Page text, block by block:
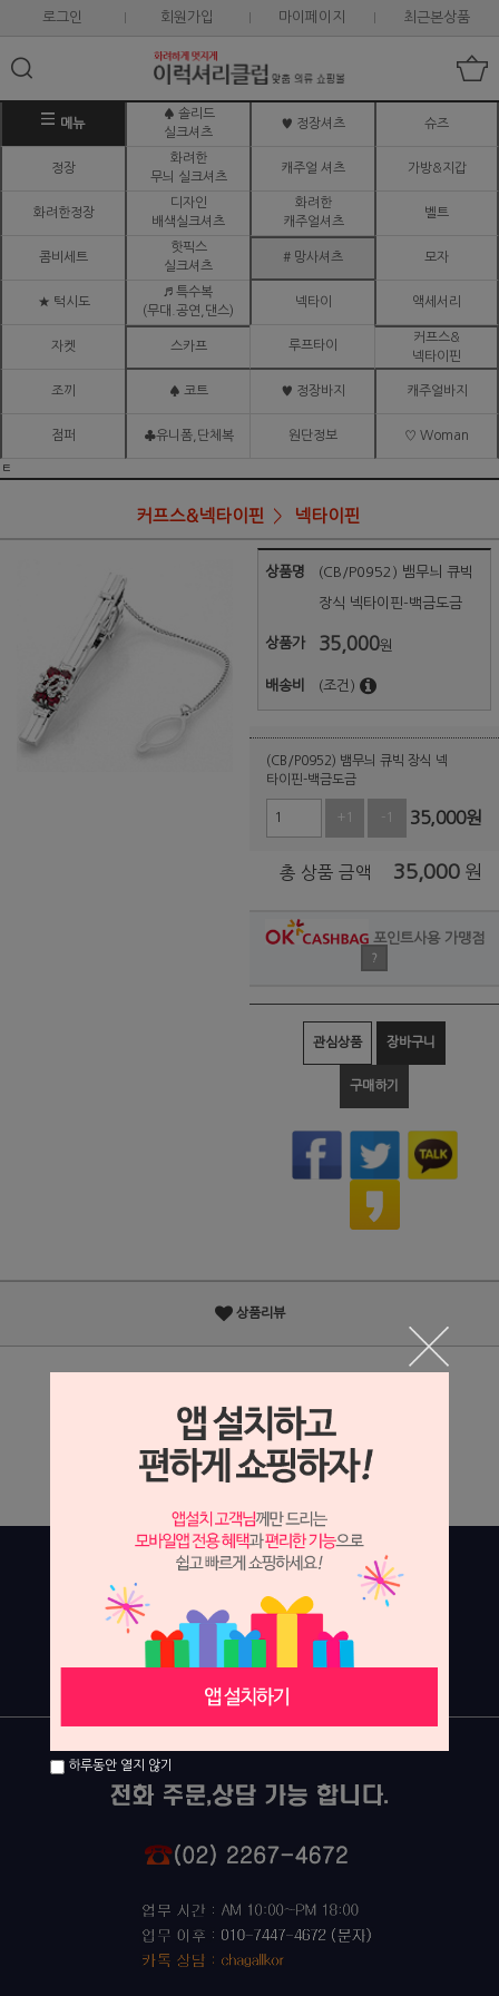
로그인 회원가입 마이페이지 최근본상품
메뉴
♠ 솔리드
실크셔츠
♥ 정장셔츠 슈즈
정장
화려한
무늬 실크셔츠
캐주얼 셔츠 가방&지갑
화려한정장
디자인
배색실크셔츠
화려한
캐주얼셔츠
벨트
콤비세트
핫픽스
실크셔츠
# 망사셔츠 모자
★ 턱시도
♬ 특수복
(무대.공연,댄스)
넥타이 액세서리
자켓 스카프 루프타이
커프스&
넥타이핀
조끼 ♠ 코트 ♥ 정장바지 캐주얼바지
점퍼 ♣유니폼,단체복 원단정보 ♡ Woman
ㅌ
커프스&넥타이핀 넥타이핀
상품명 (CB/P0952) 뱀무늬 큐빅
장식 넥타이핀-백금도금
상품가 35,000원
배송비 (조건)
(CB/P0952) 뱀무늬 큐빅 장식 넥
타이핀-백금도금
+1 -1 35,000원
총 상품 금액 35,000 원
포인트사용 가맹점
?
관심상품 장바구니
구매하기
상품리뷰
상세 정보를 확대해 보실 수 있습니다.
하루동안 열지 않기